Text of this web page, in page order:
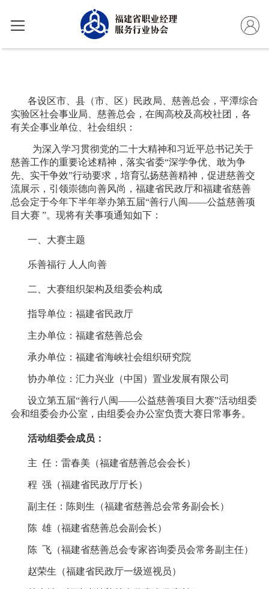
各设区市、县（市、区）民政局、慈善总会，平潭综合
实验区社会事业局、慈善总会，在闽高校及高校社团，各
有关企事业单位、社会组织：
为深入学习贯彻党的二十大精神和习近平总书记关于
慈善工作的重要论述精神，落实省委“深学争优、敢为争
先、实干争效”行动要求，培育弘扬慈善精神，促进慈善交
流展示，引领崇德向善风尚，福建省民政厅和福建省慈善
总会定于今年下半年举办第五届“善行八闽——公益慈善项
目大赛 ”。现将有关事项通知如下：
一、大赛主题
乐善福行 人人向善
二、大赛组织架构及组委会构成
指导单位：福建省民政厅
主办单位：福建省慈善总会
承办单位：福建省海峡社会组织研究院
协办单位：汇力兴业（中国）置业发展有限公司
设立第五届“善行八闽——公益慈善项目大赛”活动组委
会和组委会办公室，由组委会办公室负责大赛日常事务。
活动组委会成员 ：
主 任：雷春美（福建省慈善总会会长）
程 强（福建省民政厅厅长）
副主任：陈则生（福建省慈善总会常务副会长）
陈 雄（福建省慈善总会副会长）
陈 飞（福建省慈善总会专家咨询委员会常务副主任）
赵荣生（福建省民政厅一级巡视员）